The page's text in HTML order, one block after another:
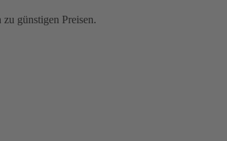
günstigen Preisen.